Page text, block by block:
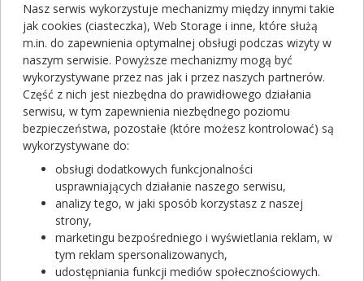
Czy mogę pić kolagen w wieku 15
lat?
Dotyczy:Kobieta, 15 lat
Odpowiedzi farmaceutów
Tak choc zalezy jaki; mozna takze stosowac naturalny np
zelatyne czy galaretke z ryby
2023-08-14
mgr farm. PIOTR SUROWIAK
z apteki w Sochaczewie
Nasz serwis wykorzystuje mechanizmy między innymi takie
jak cookies (ciasteczka), Web Storage i inne, które służą
m.in. do zapewnienia optymalnej obsługi podczas wizyty w
naszym serwisie. Powyższe mechanizmy mogą być
wykorzystywane przez nas jak i przez naszych partnerów.
Część z nich jest niezbędna do prawidłowego działania
serwisu, w tym zapewnienia niezbędnego poziomu
bezpieczeństwa, pozostałe (które możesz kontrolować) są
wykorzystywane do:
obsługi dodatkowych funkcjonalności
usprawniających działanie naszego serwisu,
analizy tego, w jaki sposób korzystasz z naszej
strony,
marketingu bezpośredniego i wyświetlania reklam, w
tym reklam spersonalizowanych,
udostępniania funkcji mediów społecznościowych.